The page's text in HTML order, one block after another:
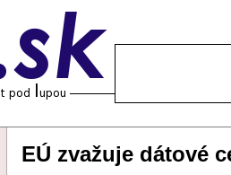
EÚ zvažuje dátové